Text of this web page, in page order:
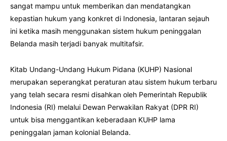
sangat mampu untuk memberikan dan mendatangkan
kepastian hukum yang konkret di Indonesia, lantaran sejauh
ini ketika masih menggunakan sistem hukum peninggalan
Belanda masih terjadi banyak multitafsir.
Kitab Undang-Undang Hukum Pidana (KUHP) Nasional
merupakan seperangkat peraturan atau sistem hukum terbaru
yang telah secara resmi disahkan oleh Pemerintah Republik
Indonesia (RI) melalui Dewan Perwakilan Rakyat (DPR RI)
untuk bisa menggantikan keberadaan KUHP lama
peninggalan jaman kolonial Belanda.